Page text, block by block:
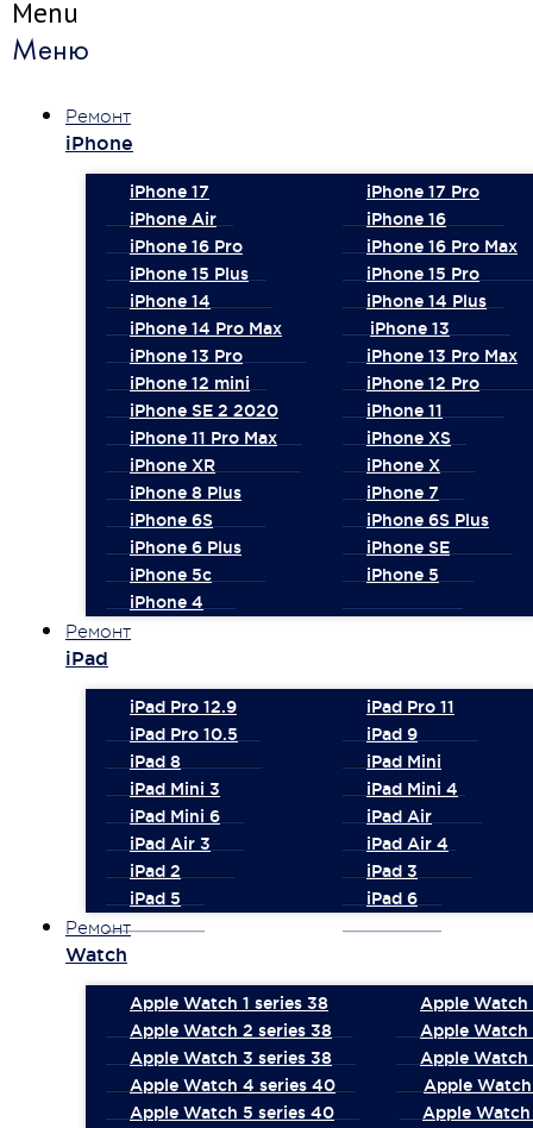
Menu
Меню
Ремонт
iPhone
iPhone 17
iPhone 17 Pro
iPhone Air
iPhone 16
iPhone 16 Pro
iPhone 16 Pro Max
iPhone 15 Plus
iPhone 15 Pro
iPhone 14
iPhone 14 Plus
iPhone 14 Pro Max
iPhone 13
iPhone 13 Pro
iPhone 13 Pro Max
iPhone 12 mini
iPhone 12 Pro
iPhone SE 2 2020
iPhone 11
iPhone 11 Pro Max
iPhone XS
iPhone XR
iPhone X
iPhone 8 Plus
iPhone 7
iPhone 6S
iPhone 6S Plus
iPhone 6 Plus
iPhone SE
iPhone 5c
iPhone 5
iPhone 4
Ремонт
iPad
iPad Pro 12.9
iPad Pro 11
iPad Pro 10.5
iPad 9
iPad 8
iPad Mini
iPad Mini 3
iPad Mini 4
iPad Mini 6
iPad Air
iPad Air 3
iPad Air 4
iPad 2
iPad 3
iPad 5
iPad 6
Ремонт
Watch
Apple Watch 1 series 38
Apple Watch
Apple Watch 2 series 38
Apple Watch
Apple Watch 3 series 38
Apple Watch
Apple Watch 4 series 40
Apple
Apple Watch 5 series 40
Apple